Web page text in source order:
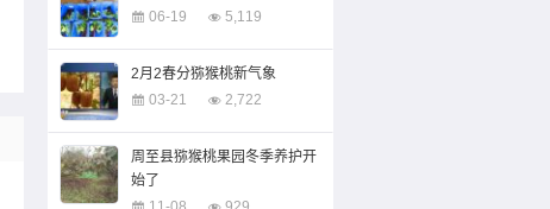
06-19
5,119
2月2春分猕猴桃新气象
03-21
2,722
周至县猕猴桃果园冬季养护开
始了